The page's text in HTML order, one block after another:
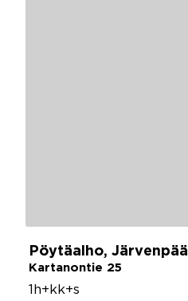
Pöytäalho, Järvenpää
Kartanontie 25
1h+kk+s